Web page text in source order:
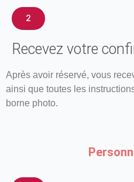
2
Recevez votre
Après avoir réservé, vous
ainsi que toutes les
borne photo.